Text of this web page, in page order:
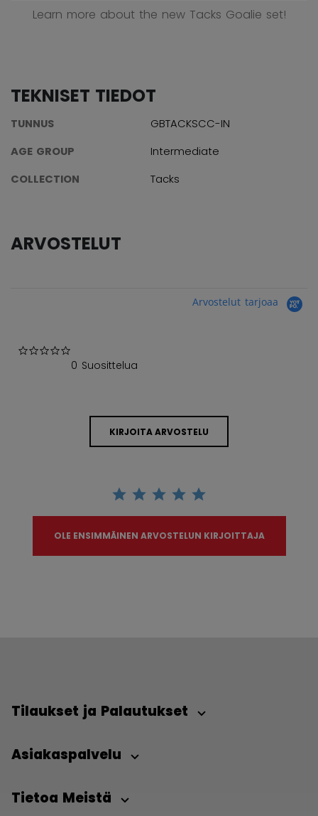
Learn more about the new Tacks Goalie set!
TEKNISET TIEDOT
TUNNUS
GBTACKSCC-IN
AGE GROUP
Intermediate
COLLECTION
Tacks
ARVOSTELUT
Arvostelut tarjoaa
0 Suosittelua
KIRJOITA ARVOSTELU
OLE ENSIMMÄINEN ARVOSTELUN KIRJOITTAJA
Tilaukset ja Palautukset
Asiakaspalvelu
Tietoa Meistä